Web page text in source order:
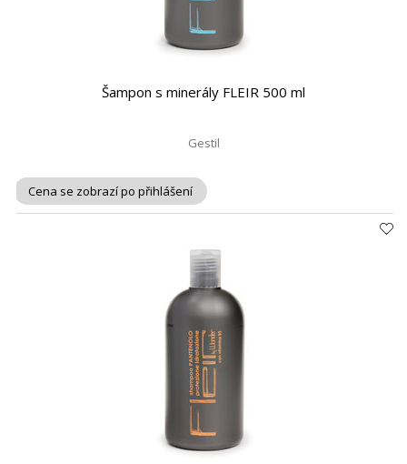
Šampon s minerály FLEIR 500 ml
Gestil
Cena se zobrazí po přihlášení